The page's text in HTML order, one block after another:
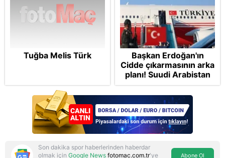
Tuğba Melis Türk
Başkan Erdoğan'ın
Cidde çıkarmasının arka
planı! Suudi Arabistan
ve Pakistan'la Mekke
Anlaşması: "Tel Aviv için
'ölümcül ittifak"
Son dakika spor haberlerinden haberdar
olmak için Google News fotomac.com.tr'ye
Abone Ol